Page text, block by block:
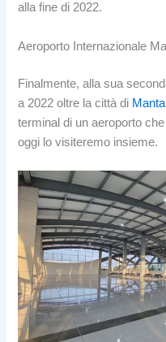
alla fine di 2022.
Aeroporto Internazionale
Finalmente, alla sua
a 2022 oltre la città di Manta
terminal di un aeroporto
oggi lo visiteremo insieme.